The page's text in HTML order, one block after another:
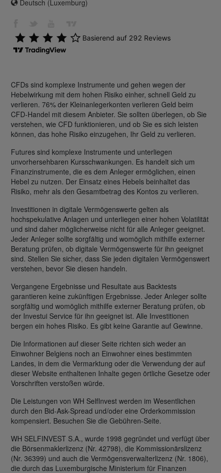
Deutsch (Luxemburg)
CFDs sind komplexe Instrumente und gehen wegen der
Hebelwirkung mit dem hohen Risiko einher, schnell Geld zu
verlieren. 76% der Kleinanlegerkonten verlieren Geld beim
CFD-Handel mit diesem Anbieter. Sie sollten überlegen, ob Sie
verstehen, wie CFD funktionieren, und ob Sie es sich leisten
können, das hohe Risiko einzugehen, Ihr Geld zu verlieren.
Futures sind komplexe Instrumente und unterliegen
unvorhersehbaren Kursschwankungen. Es handelt sich um
Finanzinstrumente, die es dem Anleger ermöglichen, einen
Hebel zu nutzen. Der Einsatz eines Hebels beinhaltet das
Risiko, mehr als den Gesamtbetrag des Kontos zu verlieren.
Investitionen in digitale Vermögenswerte gelten als
hochspekulative Anlagen und unterliegen einer hohen Volatilität
und sind daher möglicherweise nicht für alle Anleger geeignet.
Jeder Anleger sollte sorgfältig und womöglich mithilfe externer
Beratung prüfen, ob digitale Vermögenswerte für ihn geeignet
sind. Stellen Sie sicher, dass Sie jeden digitalen Vermögenswert
verstehen, bevor Sie diesen handeln.
Vergangene Ergebnisse und Resultate aus Backtests
garantieren keine zukünftigen Ergebnisse. Jeder Anleger sollte
sorgfältig und womöglich mithilfe externer Beratung prüfen, ob
der Investui Service für ihn geeignet ist. Alle Investitionen
bergen ein hohes Risiko. Es gibt keine Garantie auf Gewinne.
Die Informationen auf dieser Seite richten sich weder an
Einwohner Belgiens noch an Einwohner eines bestimmten
Landes, in dem die Vermarktung oder die Verwendung der auf
dieser Website enthaltenen Inhalte gegen örtliche Gesetze oder
Vorschriften verstoßen würde.
Die Leistungen von WH SelfInvest werden im Wesentlichen
durch den Bid-Ask-Spread und/oder eine Orderkommission
kompensiert. Besuchen Sie die Gebühren-Seite.
WH SELFINVEST S.A., wurde 1998 gegründet und verfügt über
die Börsenmaklerlizenz (Nr. 42798), die Kommissionärslizenz
(Nr. 36399) und auch die Vermögensverwalterlizenz (Nr. 1806),
die durch das Luxemburgische Ministerium für Finanzen